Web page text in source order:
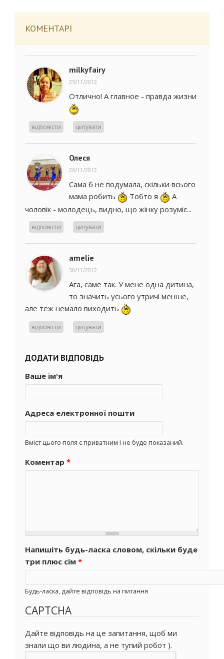
КОМЕНТАРІ
milkyfairy
25/11/2012
Отлично! А главное - правда жизни
відповісти цитувати
Олеся
26/11/2012
Сама б не подумала, скільки всього
мама робить
Тобто я
А
чоловік - молодець, видно, що жінку розуміє...
відповісти цитувати
amelie
30/11/2012
Ага, саме так. У мене одна дитина,
то значить усього утричі менше,
але теж немало виходить
відповісти цитувати
ДОДАТИ ВІДПОВІДЬ
Ваше ім'я
Адреса електронної пошти
Вміст цього поля є приватним і не буде показаний.
Коментар *
Напишіть будь-ласка словом, скільки буде
три плюс сім *
Будь-ласка, дайте відповідь на питання
CAPTCHA
Дайте відповідь на це запитання, щоб ми
знали що ви людина, а не тупий робот ).